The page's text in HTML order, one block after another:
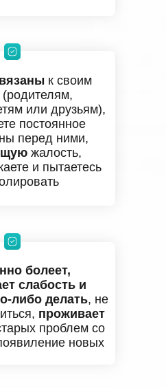
к своим
(родителям,
или друзьям),
постоянное
перед ними,
жалость,
и пытаетесь
болеет,
слабость и
либо делать, не
проживает
проблем со
новых